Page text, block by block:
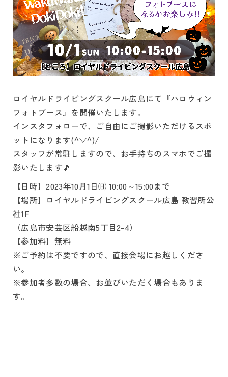
ロイヤルドライビングスクール広島にて『ハロウィン
フォトブース』を開催いたします。
インスタフォローで、ご自由にご撮影いただけるスポ
ットになります(^▽^)/
スタッフが常駐しますので、お手持ちのスマホでご撮
影いたします🎵
【日時】2023年10月1日㈰ 10:00～15:00まで
【場所】ロイヤルドライビングスクール広島 教習所公
社1F
（広島市安芸区船越南5丁目2-4）
【参加料】無料
※ご予約は不要ですので、直接会場にお越しくださ
い。
※参加者多数の場合、お並びいただく場合もありま
す。